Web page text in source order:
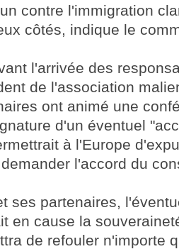
contre l'immigration
côtés, indique le
l'arrivée des
de l'association
ont animé une
d'un éventuel
à l'Europe
l'accord du
ses partenaires,
en cause la
de refouler n'importe